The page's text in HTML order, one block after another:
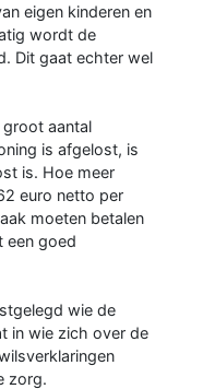
eigen kinderen en
wordt de
Dit gaat echter wel
groot aantal
is afge­lost, is
is. Hoe meer
euro netto per
moeten be­talen
een goed
wie de
in wie zich over de
zorg.